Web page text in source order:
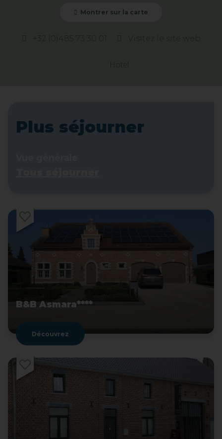
Montrer sur la carte
+32 (0)485 73 30 01 Visitez le site web
Hotel
Plus séjourner
B&B Asmara****
Découvrez